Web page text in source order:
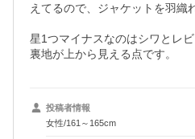
えてるので、ジャケットを羽織
星1つマイナスなのはシワとレ
裏地が上から見える点です。
投稿者情報
女性/161～165cm